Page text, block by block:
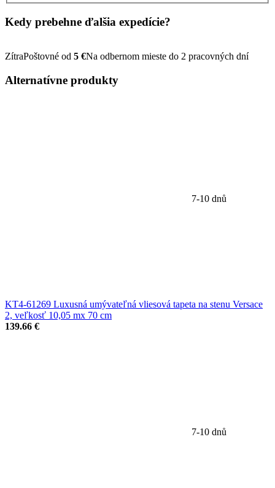
Kedy prebehne ďalšia expedície?
ZítraPoštovné od 5 €Na odbernom mieste do 2 pracovných dní
Alternatívne produkty
7-10 dnů
KT4-61269 Luxusná umývateľná vliesová tapeta na stenu Versace
2, veľkosť 10,05 mx 70 cm
139.66 €
7-10 dnů